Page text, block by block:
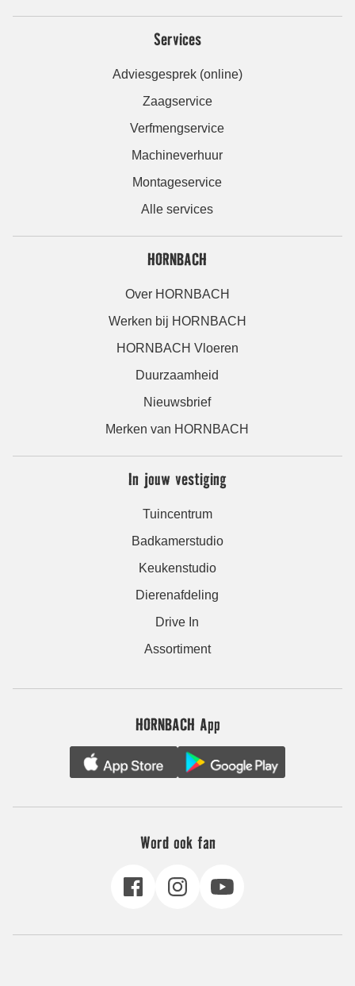
Services
Adviesgesprek (online)
Zaagservice
Verfmengservice
Machineverhuur
Montageservice
Alle services
HORNBACH
Over HORNBACH
Werken bij HORNBACH
HORNBACH Vloeren
Duurzaamheid
Nieuwsbrief
Merken van HORNBACH
In jouw vestiging
Tuincentrum
Badkamerstudio
Keukenstudio
Dierenafdeling
Drive In
Assortiment
HORNBACH App
Word ook fan